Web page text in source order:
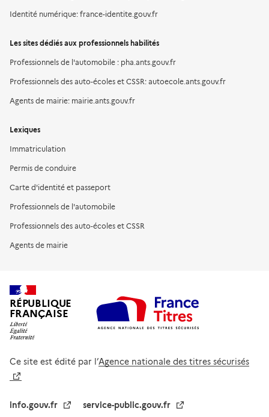
Identité numérique: france-identite.gouv.fr
Les sites dédiés aux professionnels habilités
Professionnels de l'automobile : pha.ants.gouv.fr
Professionnels des auto-écoles et CSSR: autoecole.ants.gouv.fr
Agents de mairie: mairie.ants.gouv.fr
Lexiques
Immatriculation
Permis de conduire
Carte d'identité et passeport
Professionnels de l'automobile
Professionnels des auto-écoles et CSSR
Agents de mairie
RÉPUBLIQUE
FRANÇAISE
Ce site est édité par l’Agence nationale des titres sécurisés
info.gouv.fr service-public.gouv.fr